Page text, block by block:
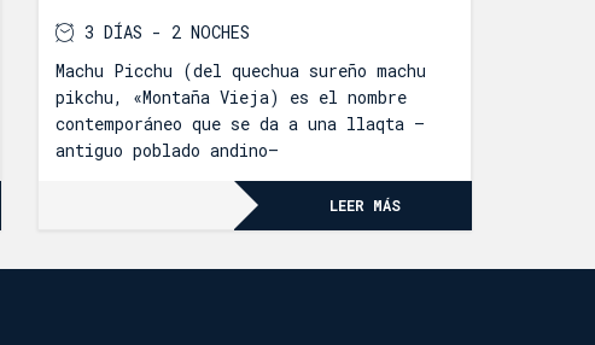
3 DÍAS - 2 NOCHES
Machu Picchu (del quechua sureño machu
pikchu, «Montaña Vieja) es el nombre
contemporáneo que se da a una llaqta —
antiguo poblado andino—
LEER MÁS